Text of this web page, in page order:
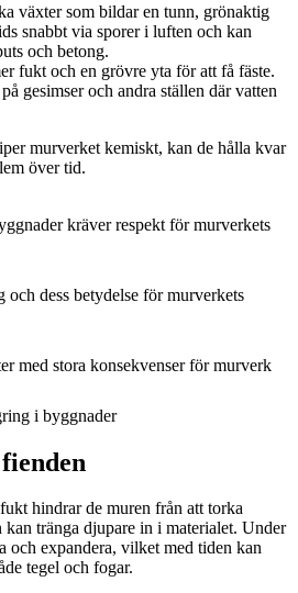
växter som bildar en tunn, grönaktig
snabbt via sporer i luften och kan
och betong.
fukt och en grövre yta för att få fäste.
gesimser och andra ställen där vatten
murverket kemiskt, kan de hålla kvar
över tid.
kräver respekt för murverkets
och dess betydelse för murverkets
med stora konsekvenser för murverk
i byggnader
hindrar de muren från att torka
tränga djupare in i materialet. Under
och expandera, vilket med tiden kan
tegel och fogar.